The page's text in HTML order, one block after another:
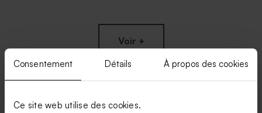
Consentement Détails À propos des cookies
Ce site web utilise des cookies.
Voir +